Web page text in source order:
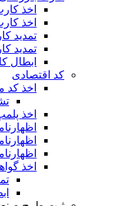
اخذ
اخذ
تمدید
تمدید
ابطال
کد اقتصادی
اخذ کد
اخذ
اخذ